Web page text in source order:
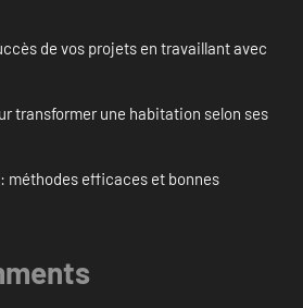
de vos projets en travaillant avec
transformer une habitation selon ses
méthodes efficaces et bonnes